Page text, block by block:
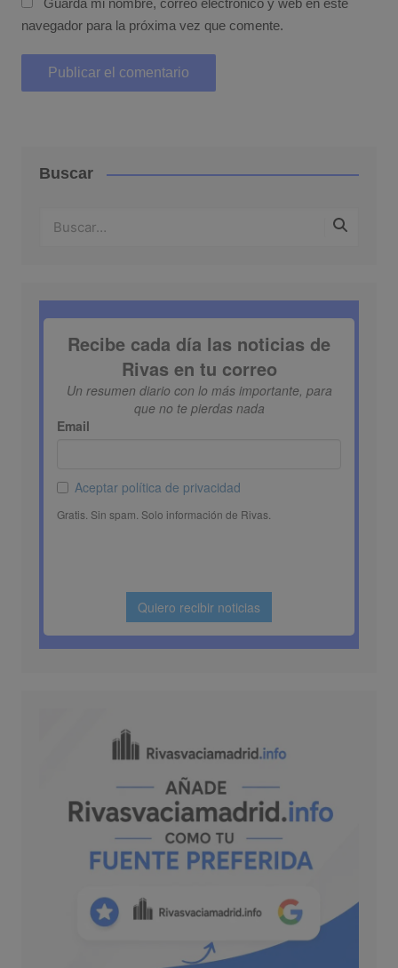
Guarda mi nombre, correo electrónico y web en este
navegador para la próxima vez que comente.
Buscar